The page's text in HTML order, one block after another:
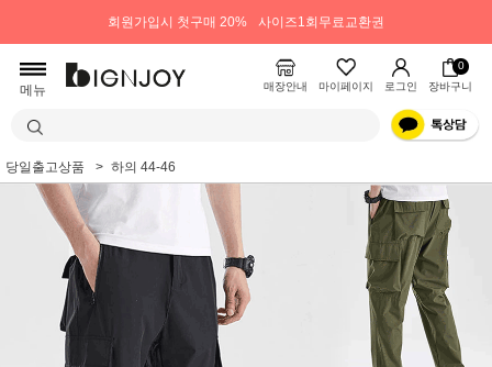
회원가입시 첫구매 20% 사이즈1회무료교환권
메뉴 매장안내 마이페이지 로그인
0
장바구니
당일출고상품 하의 44-46